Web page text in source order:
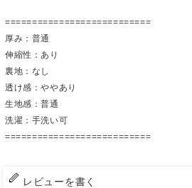
===========================
厚み：普通
伸縮性：あり
裏地：なし
透け感：ややあり
生地感：普通
洗濯：手洗い可
===========================
レビューを書く